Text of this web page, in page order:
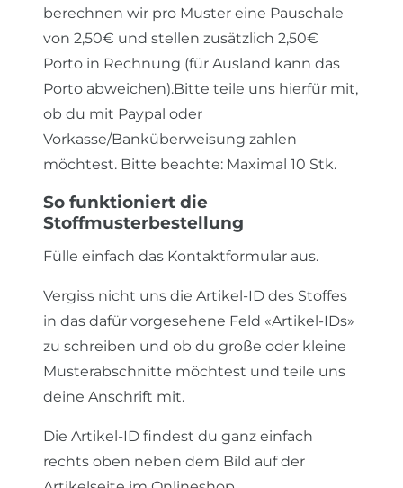
berechnen wir pro Muster eine Pauschale
von 2,50€ und stellen zusätzlich 2,50€
Porto in Rechnung (für Ausland kann das
Porto abweichen).Bitte teile uns hierfür mit,
ob du mit Paypal oder
Vorkasse/Banküberweisung zahlen
möchtest. Bitte beachte: Maximal 10 Stk.
So funktioniert die
Stoffmusterbestellung
Fülle einfach das Kontaktformular aus.
Vergiss nicht uns die Artikel-ID des Stoffes
in das dafür vorgesehene Feld «Artikel-IDs»
zu schreiben und ob du große oder kleine
Musterabschnitte möchtest und teile uns
deine Anschrift mit.
Die Artikel-ID findest du ganz einfach
rechts oben neben dem Bild auf der